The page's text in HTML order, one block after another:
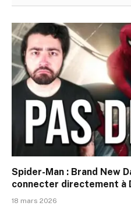
Spider-Man : Brand New
connecter directement à
18 mars 2026